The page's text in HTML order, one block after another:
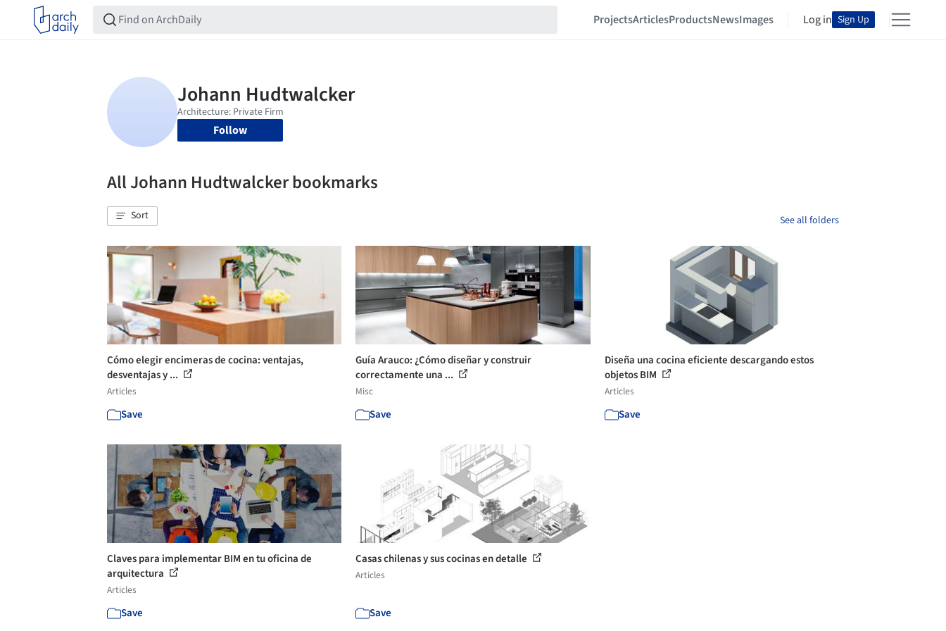
ProjectsArticlesProductsNewsImages Log in Sign Up
Follow
All Johann Hudtwalcker bookmarks
Sort See all folders
Cómo elegir encimeras de cocina: ventajas,
desventajas y ...
Articles
Save
Guía Arauco: ¿Cómo diseñar y construir
correctamente una ...
Misc
Save
Diseña una cocina eficiente descargando estos
objetos BIM
Articles
Save
Claves para implementar BIM en tu oficina de
arquitectura
Articles
Save
Casas chilenas y sus cocinas en detalle
Articles
Save